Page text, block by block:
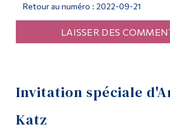
Retour au numéro : 2022-09-21
LAISSER DES
Invitation spéciale
Katz
Qui vous
Étudiants